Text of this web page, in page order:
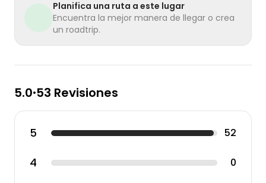
Planifica una ruta a este lugar
Encuentra la mejor manera de llegar o crea
un roadtrip.
5.0•53 Revisiones
5 52
4 0